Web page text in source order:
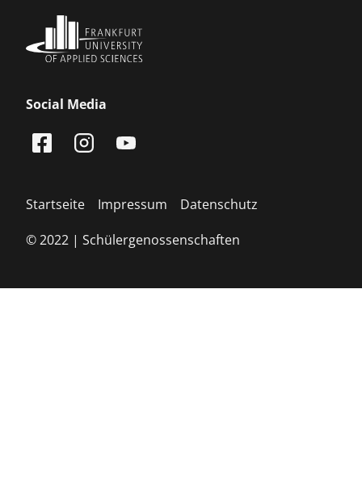
Social Media
Startseite Impressum
Datenschutz
© 2022 | Schülergenossenschaften